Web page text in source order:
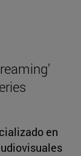
en